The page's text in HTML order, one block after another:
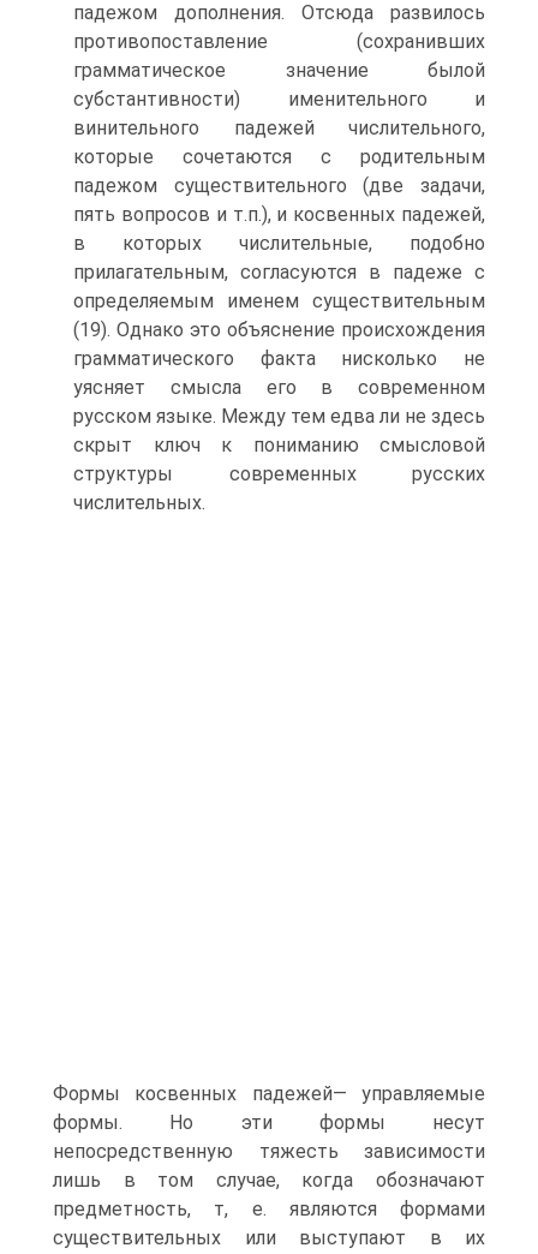
падежом дополнения. Отсюда развилось
противопоставление (сохранивших
грамматическое значение былой
субстантивности) именительного и
винительного падежей числительного,
которые сочетаются с родительным
падежом существительного (две задачи,
пять вопросов и т.п.), и косвенных падежей,
в которых числительные, подобно
прилагательным, согласуются в падеже с
определяемым именем существительным
(19). Однако это объяснение происхождения
грамматического факта нисколько не
уясняет смысла его в современном
русском языке. Между тем едва ли не здесь
скрыт ключ к пониманию смысловой
структуры современных русских
числительных.
Формы косвенных падежей— управляемые
формы. Но эти формы несут
непосредственную тяжесть зависимости
лишь в том случае, когда обозначают
предметность, т, е. являются формами
существительных или выступают в их